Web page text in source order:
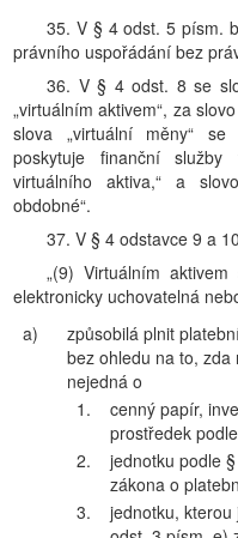
35. V § 4 odst. 5 písm.
právního uspořádání bez
36. V § 4 odst. 8 se
„virtuálním aktivem“, za
slova „virtuální měny“ se
poskytuje finanční
virtuálního aktiva,“ a
obdobné“.
37. V § 4 odstavce 9 a
„(9) Virtuálním
elektronicky uchovatelná
a)
způsobilá plnit
bez ohledu na to,
nejedná o
1.
cenný papír,
prostředek
2.
jednotku podle
zákona o
3.
jednotku,